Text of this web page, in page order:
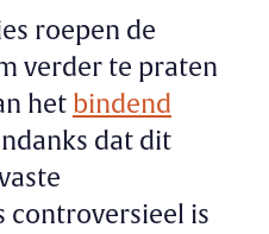
roepen de
verder te praten
het bindend
dat dit
controversieel is